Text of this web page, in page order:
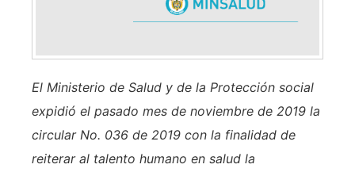
El Ministerio de Salud y de la Protección social
expidió el pasado mes de noviembre de 2019 la
circular No. 036 de 2019 con la finalidad de
reiterar al talento humano en salud la